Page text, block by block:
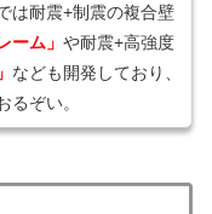
は耐震+制震の複合壁
ーム」 や耐震+高強度
なども開発しており、
るぞい。